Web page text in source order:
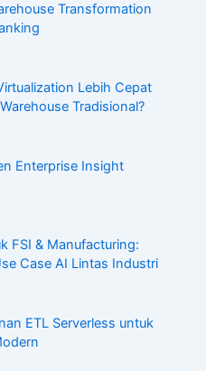
Transformation
Lebih Cepat
Tradisional?
Enterprise Insight
FSI & Manufacturing:
Case AI Lintas Industri
ETL Serverless untuk